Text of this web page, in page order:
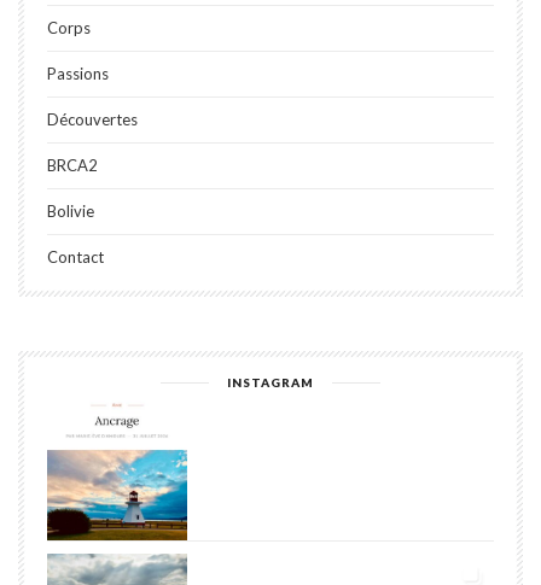
Corps
Passions
Découvertes
BRCA2
Bolivie
Contact
INSTAGRAM